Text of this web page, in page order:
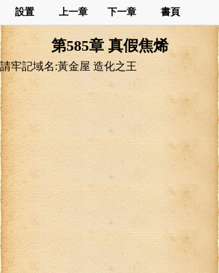
設置 上一章 下一章 書頁
第585章 真假焦烯
請牢記域名:黃金屋 造化之王